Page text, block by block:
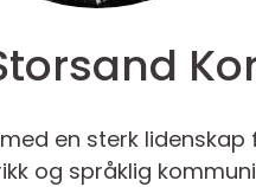
en sterk
og språklig